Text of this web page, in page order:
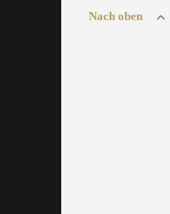
Nach oben